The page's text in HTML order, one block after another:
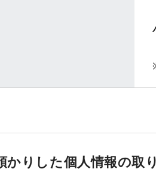
かりした個人情報の取